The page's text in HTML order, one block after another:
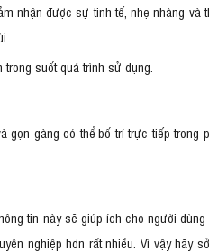
nhận được sự tinh tế, nhẹ nhàng và
suốt quá trình sử dụng.
gàng có thể bố trí trực tiếp trong
tin này sẽ giúp ích cho người
nghiệp hơn rất nhiều. Vì vậy hãy